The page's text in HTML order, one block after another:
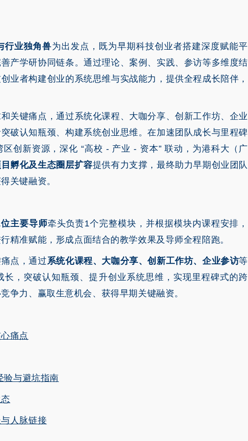
行业独角兽为出发点，既为早期科技创业者搭建深度赋能平
产学研协同链条。通过理论、案例、实践、参访等多维度结
业者构建创业的系统思维与实战能力，提供全程成长陪伴，
关键痛点，通过系统化课程、大咖分享、创新工作坊、企业
破认知瓶颈、构建系统创业思维。在加速团队成长与里程碑
创新资源，深化 “高校 - 产业 - 资本” 联动，为港科大（广
孵化及生态圈层扩容提供有力支撑，最终助力早期创业团队
关键融资。
主要导师牵头负责1个完整模块，并根据模块内课程安排，
精准赋能，形成点面结合的教学效果及导师全程陪跑。
点，通过系统化课程、大咖分享、创新工作坊、企业参访等
，突破认知瓶颈、提升创业系统思维，实现里程碑式的跨
争力、赢取生意机会、获得早期关键融资。
痛点
验与避坑指南
人脉链接